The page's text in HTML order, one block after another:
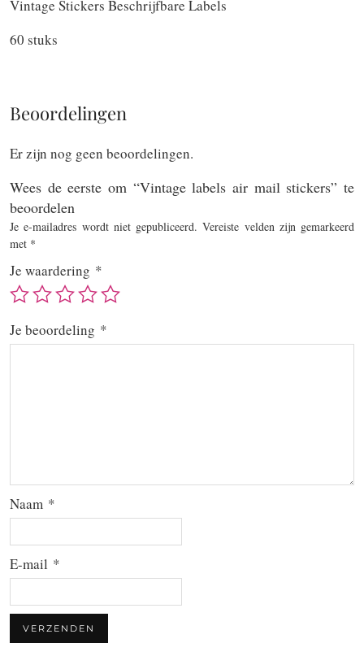
Vintage Stickers Beschrijfbare Labels
60 stuks
Beoordelingen
Er zijn nog geen beoordelingen.
Wees de eerste om “Vintage labels air mail stickers” te
beoordelen
Je e-mailadres wordt niet gepubliceerd. Vereiste velden zijn gemarkeerd
met *
Je waardering *
Je beoordeling *
Naam *
E-mail *